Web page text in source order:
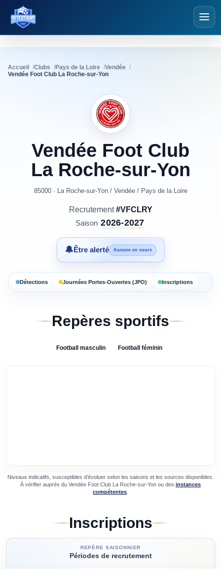
Détections Foot
Accueil Clubs Pays de la Loire
Vendée
Vendée Foot Club La Roche-sur-Yon
Vendée Foot Club
La Roche-sur-Yon
85000 · La Roche-sur-Yon/ Vendée/ Pays de la Loire
Recrutement#VFCLRY
Saison 2026-2027
🔔Être alerté Aucune en cours
Détections Journées Portes-Ouvertes (JPO) Inscriptions
Repères sportifs
Football masculin Football féminin
Niveaux indicatifs, susceptibles d’évoluer selon les saisons et les sources disponibles.
À vérifier auprès du Vendée Foot Club La Roche-sur-Yon ou des instances
compétentes
Inscriptions
REPÈRE SAISONNIER
Périodes de recrutement